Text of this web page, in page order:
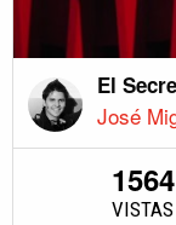
El
José
1564
VISTAS